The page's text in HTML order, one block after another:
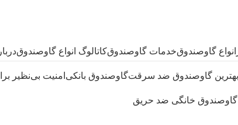
انواع گاوصندوقخدمات گاوصندوقکاتالوگ انواع گاوصندوق
بهترین گاوصندوق ضد سرقتگاوصندوق بانکی امنیت بی‌نظیر
گنج بانانواع گاوصندوق